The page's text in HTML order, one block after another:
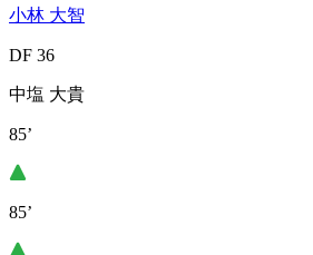
小林 大智
DF 36
中塩 大貴
85’
85’